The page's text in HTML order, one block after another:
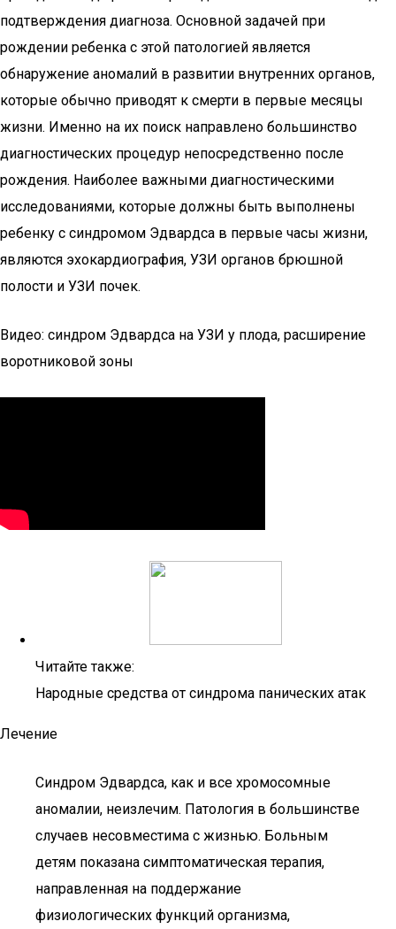
подтверждения диагноза. Основной задачей при
рождении ребенка с этой патологией является
обнаружение аномалий в развитии внутренних органов,
которые обычно приводят к смерти в первые месяцы
жизни. Именно на их поиск направлено большинство
диагностических процедур непосредственно после
рождения. Наиболее важными диагностическими
исследованиями, которые должны быть выполнены
ребенку с синдромом Эдвардса в первые часы жизни,
являются эхокардиография, УЗИ органов брюшной
полости и УЗИ почек.
Видео: синдром Эдвардса на УЗИ у плода, расширение
воротниковой зоны
Читайте также:
Народные средства от синдрома панических атак
Лечение
Синдром Эдвардса, как и все хромосомные
аномалии, неизлечим. Патология в большинстве
случаев несовместима с жизнью. Больным
детям показана симптоматическая терапия,
направленная на поддержание
физиологических функций организма,